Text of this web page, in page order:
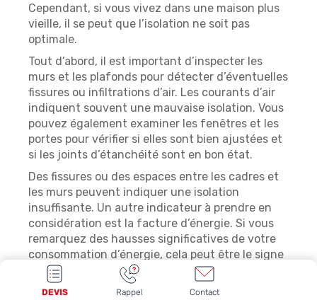
Cependant, si vous vivez dans une maison plus
vieille, il se peut que l’isolation ne soit pas
optimale.
Tout d’abord, il est important d’inspecter les
murs et les plafonds pour détecter d’éventuelles
fissures ou infiltrations d’air. Les courants d’air
indiquent souvent une mauvaise isolation. Vous
pouvez également examiner les fenêtres et les
portes pour vérifier si elles sont bien ajustées et
si les joints d’étanchéité sont en bon état.
Des fissures ou des espaces entre les cadres et
les murs peuvent indiquer une isolation
insuffisante. Un autre indicateur à prendre en
considération est la facture d’énergie. Si vous
remarquez des hausses significatives de votre
consommation d’énergie, cela peut être le signe
d’une mauvaise isolation thermique.
DEVIS Rappel Contact